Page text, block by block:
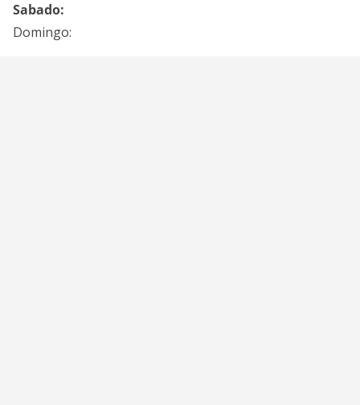
Sabado:
Domingo: